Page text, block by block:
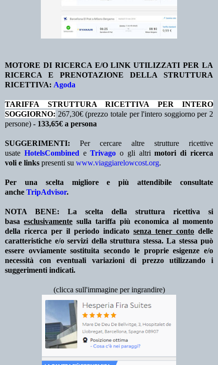
MOTORE DI RICERCA E/O LINK UTILIZZATI PER LA
RICERCA E PRENOTAZIONE DELLA STRUTTURA
RICETTIVA: Agoda
TARIFFA STRUTTURA RICETTIVA PER INTERO
SOGGIORNO: 267,30€ (prezzo totale per l'intero soggiorno per 2
persone) - 133,65€ a persona
SUGGERIMENTI: Per cercare altre strutture ricettive
usate HotelsCombined eTrivago o gli altrimotori di ricerca
voli e links presenti su www.viaggiarelowcost.org.
Per una scelta migliore e più attendibile consultate
anche TripAdvisor.
NOTA BENE: La scelta della struttura ricettiva si
basa esclusivamente sulla tariffa più economica al momento
della ricerca per il periodo indicato senza tener conto delle
caratteristiche e/o servizi della struttura stessa. La stessa può
essere ovviamente sostituita secondo le proprie esigenze e/o
necessità con eventuali variazioni di prezzo utilizzando i
suggerimenti indicati.
(clicca sull'immagine per ingrandire)